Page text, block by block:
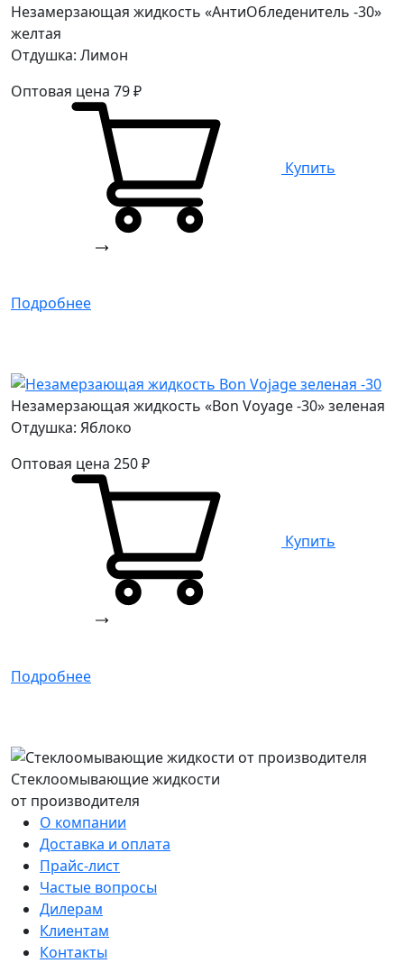
Незамерзающая жидкость «АнтиОбледенитель -30»
желтая
Отдушка: Лимон
Оптовая цена 79₽
Купить
Подробнее
Незамерзающая жидкость «Bon Voyage -30» зеленая
Отдушка: Яблоко
Оптовая цена 250₽
Купить
Подробнее
Стеклоомывающие жидкости
от производителя
О компании
Доставка и оплата
Прайс-лист
Частые вопросы
Дилерам
Клиентам
Контакты